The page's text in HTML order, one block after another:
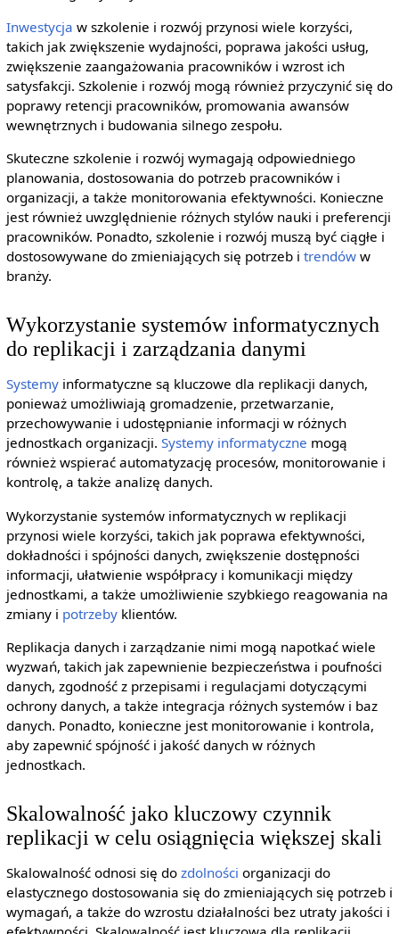
Inwestycja w szkolenie i rozwój przynosi wiele korzyści,
takich jak zwiększenie wydajności, poprawa jakości usług,
zwiększenie zaangażowania pracowników i wzrost ich
satysfakcji. Szkolenie i rozwój mogą również przyczynić się do
poprawy retencji pracowników, promowania awansów
wewnętrznych i budowania silnego zespołu.
Skuteczne szkolenie i rozwój wymagają odpowiedniego
planowania, dostosowania do potrzeb pracowników i
organizacji, a także monitorowania efektywności. Konieczne
jest również uwzględnienie różnych stylów nauki i preferencji
pracowników. Ponadto, szkolenie i rozwój muszą być ciągłe i
dostosowywane do zmieniających się potrzeb i trendóww
branży.
Wykorzystanie systemów informatycznych
do replikacji i zarządzania danymi
Systemyinformatyczne są kluczowe dla replikacji danych,
ponieważ umożliwiają gromadzenie, przetwarzanie,
przechowywanie i udostępnianie informacji w różnych
jednostkach organizacji. Systemy informatyczne mogą
również wspierać automatyzację procesów, monitorowanie i
kontrolę, a także analizę danych.
Wykorzystanie systemów informatycznych w replikacji
przynosi wiele korzyści, takich jak poprawa efektywności,
dokładności i spójności danych, zwiększenie dostępności
informacji, ułatwienie współpracy i komunikacji między
jednostkami, a także umożliwienie szybkiego reagowania na
zmiany i potrzebyklientów.
Replikacja danych i zarządzanie nimi mogą napotkać wiele
wyzwań, takich jak zapewnienie bezpieczeństwa i poufności
danych, zgodność z przepisami i regulacjami dotyczącymi
ochrony danych, a także integracja różnych systemów i baz
danych. Ponadto, konieczne jest monitorowanie i kontrola,
aby zapewnić spójność i jakość danych w różnych
jednostkach.
Skalowalność jako kluczowy czynnik
replikacji w celu osiągnięcia większej skali
Skalowalność odnosi się do zdolności organizacji do
elastycznego dostosowania się do zmieniających się potrzeb i
wymagań, a także do wzrostu działalności bez utraty jakości i